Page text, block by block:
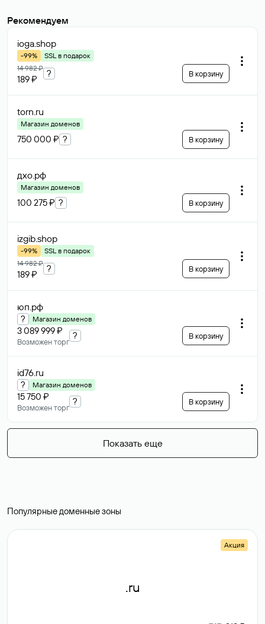
Рекомендуем
ioga.shop
-99%
SSL в подарок
14 982 ₽
189 ₽
? В корзину
torn.ru
Магазин доменов
750 000 ₽ ? В корзину
дхо.рф
Магазин доменов
100 275 ₽ ? В корзину
izgib.shop
-99%
SSL в подарок
14 982 ₽
189 ₽
? В корзину
юп.рф
? Магазин доменов
3 089 999 ₽
Возможен торг
? В корзину
id76.ru
? Магазин доменов
15 750 ₽
Возможен торг
? В корзину
Показать еще
Популярные доменные зоны
Акция
.ru